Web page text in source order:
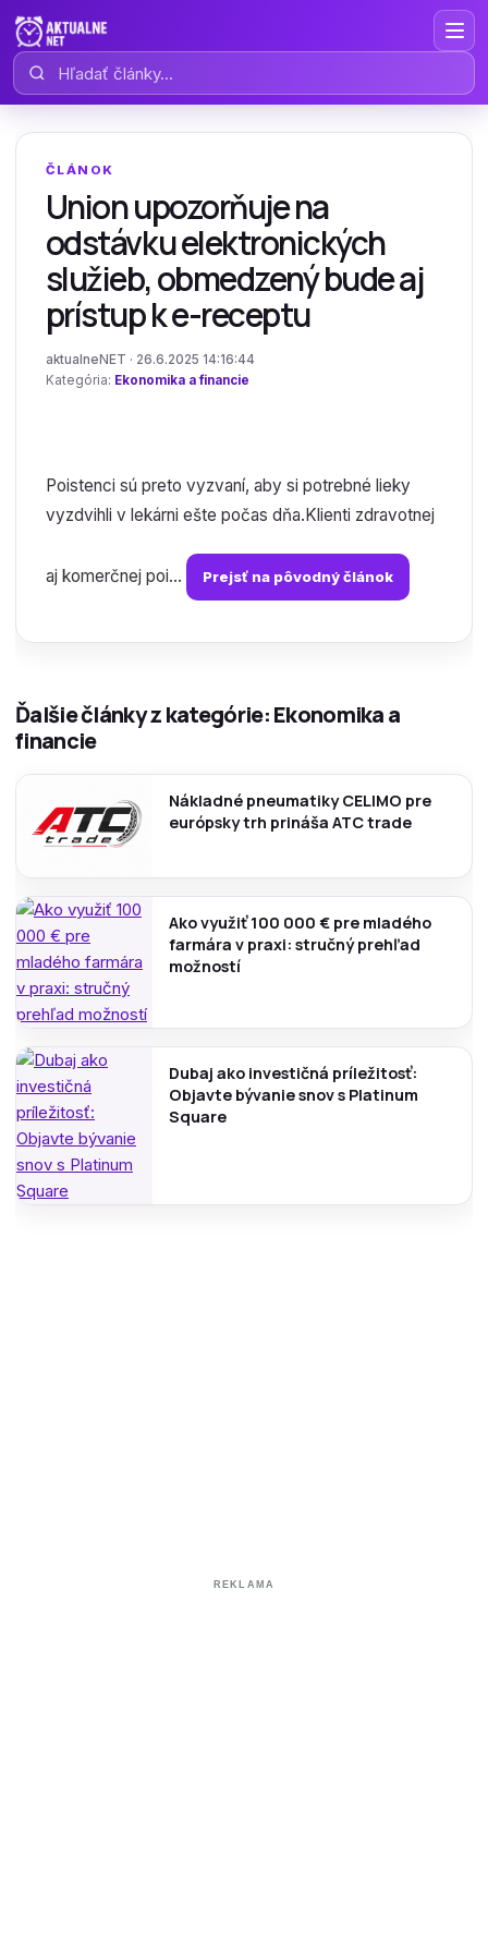
Hľadať články
ČLÁNOK
Union upozorňuje na
odstávku elektronických
služieb, obmedzený bude aj
prístup k e-receptu
aktualneNET · 26.6.2025 14:16:44
Kategória: Ekonomika a financie
Poistenci sú preto vyzvaní, aby si potrebné lieky
vyzdvihli v lekárni ešte počas dňa.Klienti zdravotnej
aj komerčnej poi... Prejsť na pôvodný článok
Ďalšie články z kategórie: Ekonomika a
financie
Nákladné pneumatiky CELIMO pre
európsky trh prináša ATC trade
Ako využiť 100 000 € pre mladého
farmára v praxi: stručný prehľad
možností
Dubaj ako investičná príležitosť:
Objavte bývanie snov s Platinum
Square
REKLAMA